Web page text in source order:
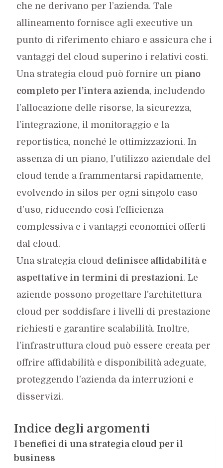
che ne derivano per l’azienda. Tale
allineamento fornisce agli executive un
punto di riferimento chiaro e assicura che i
vantaggi del cloud superino i relativi costi.
Una strategia cloud può fornire un piano
completo per l’intera azienda, includendo
l’allocazione delle risorse, la sicurezza,
l’integrazione, il monitoraggio e la
reportistica, nonché le ottimizzazioni. In
assenza di un piano, l’utilizzo aziendale del
cloud tende a frammentarsi rapidamente,
evolvendo in silos per ogni singolo caso
d’uso, riducendo così l’efficienza
complessiva e i vantaggi economici offerti
dal cloud.
Una strategia cloud definisce affidabilità e
aspettative in termini di prestazioni. Le
aziende possono progettare l’architettura
cloud per soddisfare i livelli di prestazione
richiesti e garantire scalabilità. Inoltre,
l’infrastruttura cloud può essere creata per
offrire affidabilità e disponibilità adeguate,
proteggendo l’azienda da interruzioni e
disservizi.
Indice degli argomenti
I benefici di una strategia cloud per il
business